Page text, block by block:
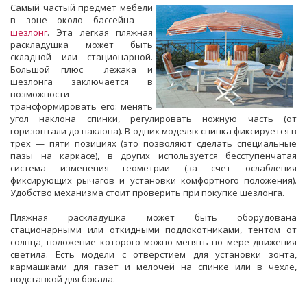
Самый частый предмет мебели
в зоне около бассейна —
шезлонг. Эта легкая пляжная
раскладушка может быть
складной или стационарной.
Большой плюс лежака и
шезлонга заключается в
возможности
трансформировать его: менять
угол наклона спинки, регулировать ножную часть (от
горизонтали до наклона). В одних моделях спинка фиксируется в
трех — пяти позициях (это позволяют сделать специальные
пазы на каркасе), в других используется бесступенчатая
система изменения геометрии (за счет ослабления
фиксирующих рычагов и установки комфортного положения).
Удобство механизма стоит проверить при покупке шезлонга.
Пляжная раскладушка может быть оборудована
стационарными или откидными подлокотниками, тентом от
солнца, положение которого можно менять по мере движения
светила. Есть модели с отверстием для установки зонта,
кармашками для газет и мелочей на спинке или в чехле,
подставкой для бокала.